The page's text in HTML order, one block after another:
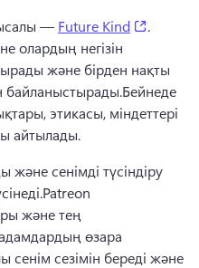
— Future Kind
олардың негізін
және бірден нақты
байланыстырады.Бейнеде
этикасы, міндеттері
айтылады.
сенімді түсіндіру
Patreon
және тең
өзара
сенім сезімін береді және